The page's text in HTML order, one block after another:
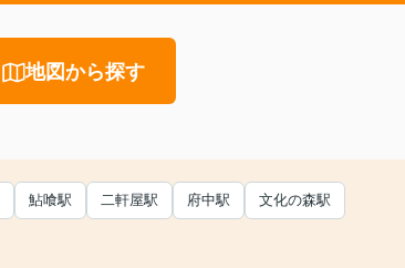
地図から探す
鮎喰駅 二軒屋駅 府中駅 文化の森駅